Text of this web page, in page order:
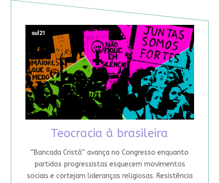
Teocracia à brasileira
“Bancada Cristã” avança no Congresso enquanto
partidos progressistas esquecem movimentos
sociais e cortejam lideranças religiosas. Resistência